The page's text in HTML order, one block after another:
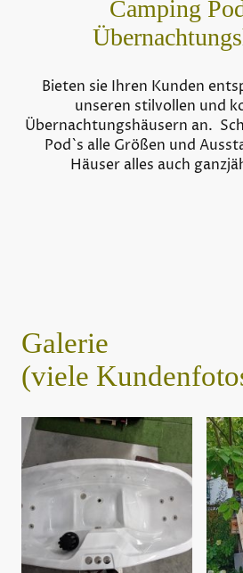
Camping
Bieten sie Ihren Kunden
unseren stilvollen und
Übernachtungshäusern an.
Pod`s alle Größen und
Häuser alles auch
Galerie
(viele